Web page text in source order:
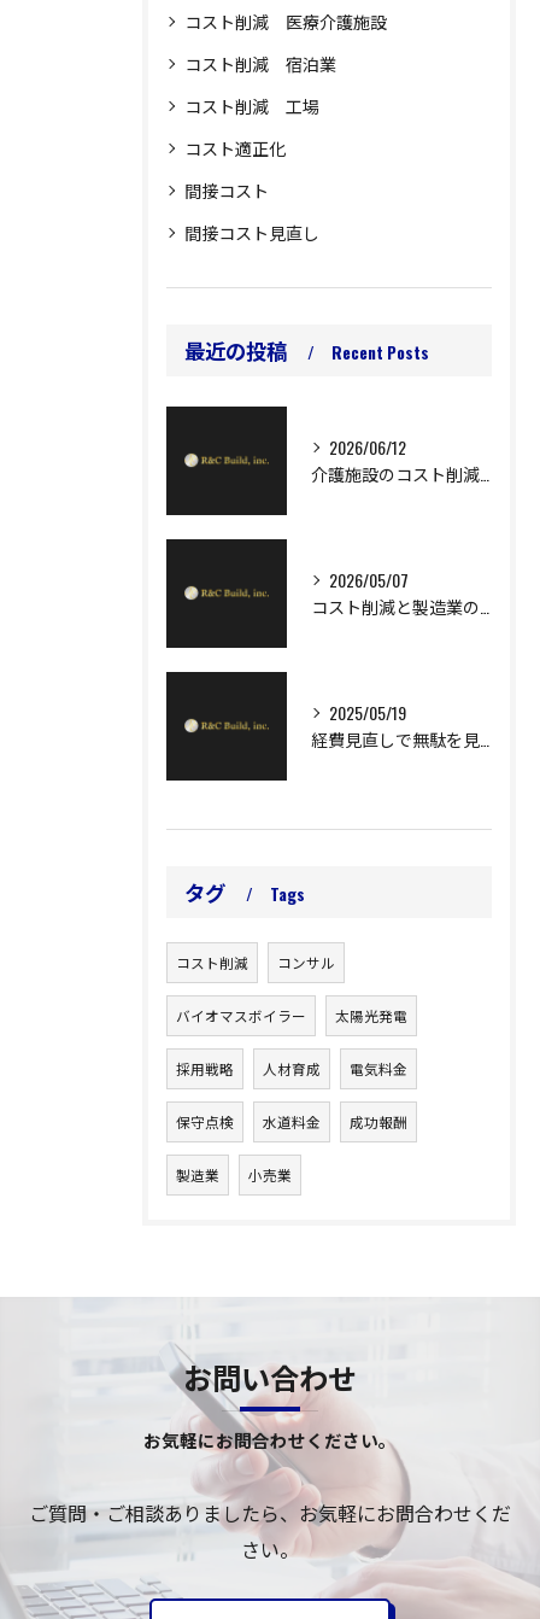
コスト削減 医療介護施設
コスト削減 宿泊業
コスト削減 工場
コスト適正化
間接コスト
間接コスト見直し
最近の投稿 Recent Posts
2026/06/12
2026/05/07
2025/05/19
タグ Tags
コスト削減 コンサル
バイオマスボイラー 太陽光発電
採用戦略 人材育成 電気料金
保守点検 水道料金 成功報酬
製造業 小売業
お気軽にお問合わせください。
お問い合わせ
ご質問・ご相談ありましたら、お気軽にお問合わせくだ
さい。